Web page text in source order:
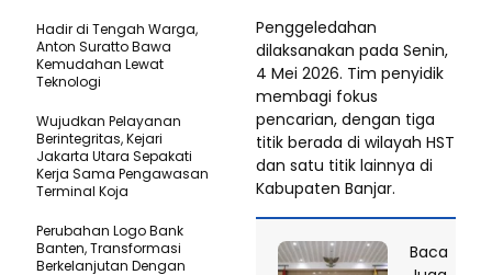
Penggeledahan
dilaksanakan pada Senin,
4 Mei 2026. Tim penyidik
membagi fokus
pencarian, dengan tiga
titik berada di wilayah HST
dan satu titik lainnya di
Kabupaten Banjar.
Baca
Hadir di Tengah Warga,
Anton Suratto Bawa
Kemudahan Lewat
Teknologi ​
Wujudkan Pelayanan
Berintegritas, Kejari
Jakarta Utara Sepakati
Kerja Sama Pengawasan
Terminal Koja
Perubahan Logo Bank
Banten, Transformasi
Berkelanjutan Dengan